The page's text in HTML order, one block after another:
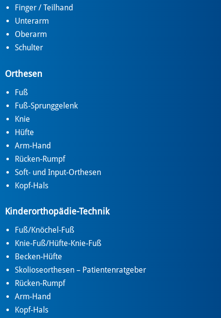
Finger / Teilhand
Unterarm
Oberarm
Schulter
Orthesen
Fuß
Fuß-Sprunggelenk
Knie
Hüfte
Arm-Hand
Rücken-Rumpf
Soft- und Input-Orthesen
Kopf-Hals
Kinderorthopädie-Technik
Fuß/Knöchel-Fuß
Knie-Fuß/Hüfte-Knie-Fuß
Becken-Hüfte
Skolioseorthesen – Patientenratgeber
Rücken-Rumpf
Arm-Hand
Kopf-Hals